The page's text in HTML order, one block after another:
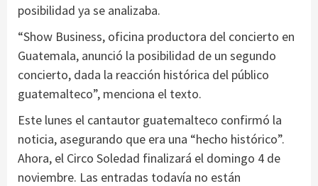
posibilidad ya se analizaba.
“Show Business, oficina productora del concierto en
Guatemala, anunció la posibilidad de un segundo
concierto, dada la reacción histórica del público
guatemalteco”, menciona el texto.
Este lunes el cantautor guatemalteco confirmó la
noticia, asegurando que era una “hecho histórico”.
Ahora, el Circo Soledad finalizará el domingo 4 de
noviembre. Las entradas todavía no están